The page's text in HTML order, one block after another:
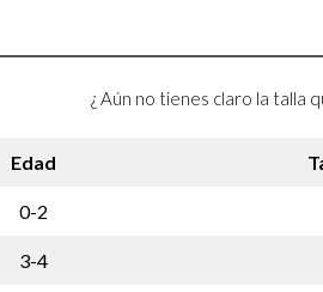
¿ Aún no tienes claro la talla
Edad
0-2
3-4